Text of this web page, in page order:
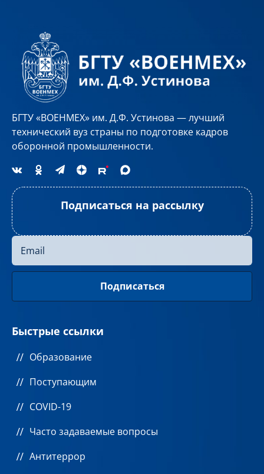
БГТУ «ВОЕНМЕХ» им. Д.Ф. Устинова — лучший
технический вуз страны по подготовке кадров
оборонной промышленности.
Подписаться на рассылку
Быстрые ссылки
Образование
Поступающим
COVID-19
Часто задаваемые вопросы
Антитеррор